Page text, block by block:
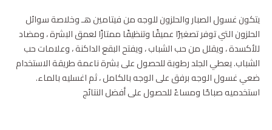
يتكون غسول الصبار والحلزون للوجه من فيتامين هـ وخلاصة سوائل
الحلزون التي توفر تصغيرًا عميقًا وتنظيفًا ممتازًا لعمق البشرة ، ومضاد
للأكسدة ، ويقلل من حب الشباب ، ويفتح البقع الداكنة ، وعلامات حب
الشباب. يعطي الجلد رطوبة للحصول على بشرة ناعمة طريقة الاستخدام
ضعي غسول الوجه برفق على الوجه بالكامل ، ثم اغسليه بالماء.
استخدميه صباحًا ومساءً للحصول على أفضل النتائج